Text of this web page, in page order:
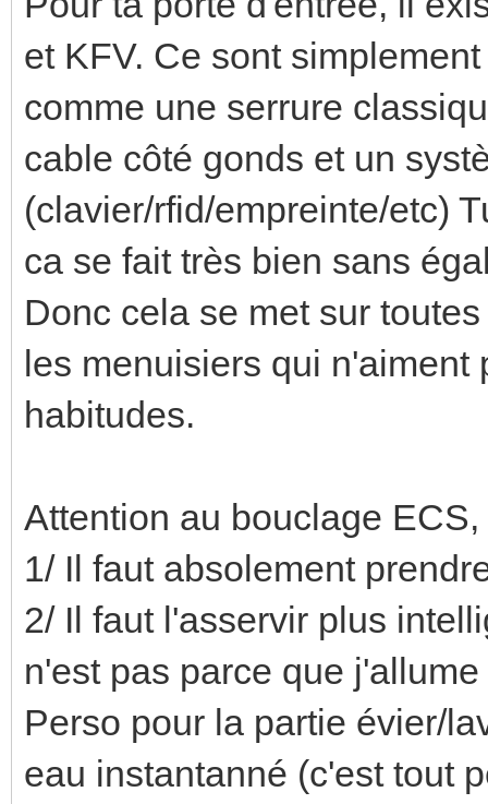
et KFV. Ce sont
comme une serrure
cable côté gonds et un
(clavier/rfid/empreinte/etc)
ca se fait très bien sans
Donc cela se met sur
les menuisiers qui
habitudes.
Attention au bouclage
1/ Il faut absolement
2/ Il faut l'asservir plus
n'est pas parce que
Perso pour la partie évier/
eau instantanné (c'est tout